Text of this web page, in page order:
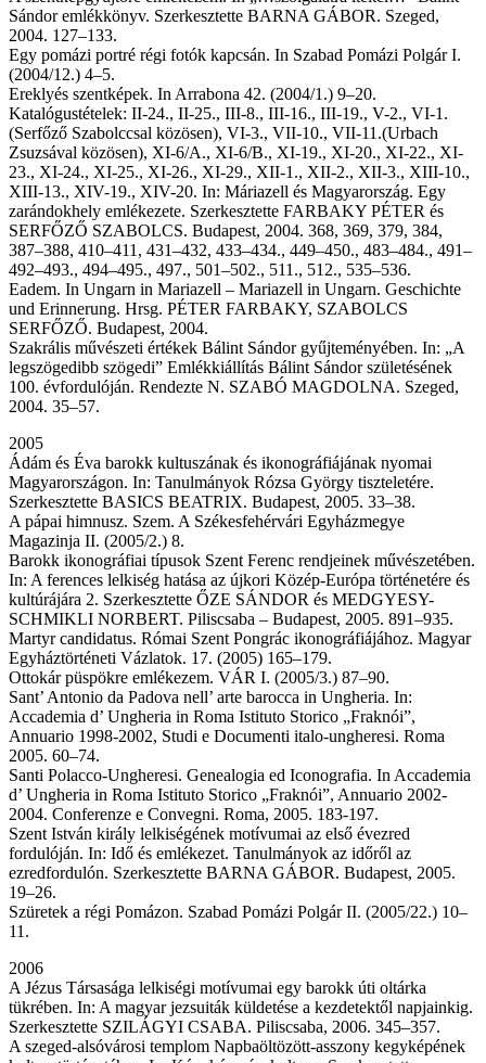
Sándor emlékkönyv. Szerkesztette BARNA GÁBOR. Szeged,
2004. 127–133.
Egy pomázi portré régi fotók kapcsán. In Szabad Pomázi Polgár I.
(2004/12.) 4–5.
Ereklyés szentképek. In Arrabona 42. (2004/1.) 9–20.
Katalógustételek: II-24., II-25., III-8., III-16., III-19., V-2., VI-1.
(Serfőző Szabolccsal közösen), VI-3., VII-10., VII-11.(Urbach
Zsuzsával közösen), XI-6/A., XI-6/B., XI-19., XI-20., XI-22., XI-
23., XI-24., XI-25., XI-26., XI-29., XII-1., XII-2., XII-3., XIII-10.,
XIII-13., XIV-19., XIV-20. In: Máriazell és Magyarország. Egy
zarándokhely emlékezete. Szerkesztette FARBAKY PÉTER és
SERFŐZŐ SZABOLCS. Budapest, 2004. 368, 369, 379, 384,
387–388, 410–411, 431–432, 433–434., 449–450., 483–484., 491–
492–493., 494–495., 497., 501–502., 511., 512., 535–536.
Eadem. In Ungarn in Mariazell – Mariazell in Ungarn. Geschichte
und Erinnerung. Hrsg. PÉTER FARBAKY, SZABOLCS
SERFŐZŐ. Budapest, 2004.
Szakrális művészeti értékek Bálint Sándor gyűjteményében. In: „A
legszögedibb szögedi” Emlékkiállítás Bálint Sándor születésének
100. évfordulóján. Rendezte N. SZABÓ MAGDOLNA. Szeged,
2004. 35–57.
2005
Ádám és Éva barokk kultuszának és ikonográfiájának nyomai
Magyarországon. In: Tanulmányok Rózsa György tiszteletére.
Szerkesztette BASICS BEATRIX. Budapest, 2005. 33–38.
A pápai himnusz. Szem. A Székesfehérvári Egyházmegye
Magazinja II. (2005/2.) 8.
Barokk ikonográfiai típusok Szent Ferenc rendjeinek művészetében.
In: A ferences lelkiség hatása az újkori Közép-Európa történetére és
kultúrájára 2. Szerkesztette ŐZE SÁNDOR és MEDGYESY-
SCHMIKLI NORBERT. Piliscsaba – Budapest, 2005. 891–935.
Martyr candidatus. Római Szent Pongrác ikonográfiájához. Magyar
Egyháztörténeti Vázlatok. 17. (2005) 165–179.
Ottokár püspökre emlékezem. VÁR I. (2005/3.) 87–90.
Sant’ Antonio da Padova nell’ arte barocca in Ungheria. In:
Accademia d’ Ungheria in Roma Istituto Storico „Fraknói”,
Annuario 1998-2002, Studi e Documenti italo-ungheresi. Roma
2005. 60–74.
Santi Polacco-Ungheresi. Genealogia ed Iconografia. In Accademia
d’ Ungheria in Roma Istituto Storico „Fraknói”, Annuario 2002-
2004. Conferenze e Convegni. Roma, 2005. 183-197.
Szent István király lelkiségének motívumai az első évezred
fordulóján. In: Idő és emlékezet. Tanulmányok az időről az
ezredfordulón. Szerkesztette BARNA GÁBOR. Budapest, 2005.
19–26.
Szüretek a régi Pomázon. Szabad Pomázi Polgár II. (2005/22.) 10–
11.
2006
A Jézus Társasága lelkiségi motívumai egy barokk úti oltárka
tükrében. In: A magyar jezsuiták küldetése a kezdetektől napjainkig.
Szerkesztette SZILÁGYI CSABA. Piliscsaba, 2006. 345–357.
A szeged-alsóvárosi templom Napbaöltözött-asszony kegyképének